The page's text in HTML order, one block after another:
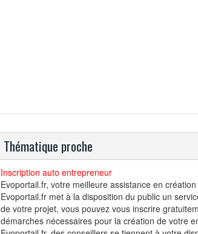
Thématique proche
Inscription auto entrepreneur
Evoportail.fr, votre meilleure assistance en
Evoportail.fr met à la disposition du public un
de votre projet, vous pouvez vous inscrire
démarches nécessaires pour la création de votre